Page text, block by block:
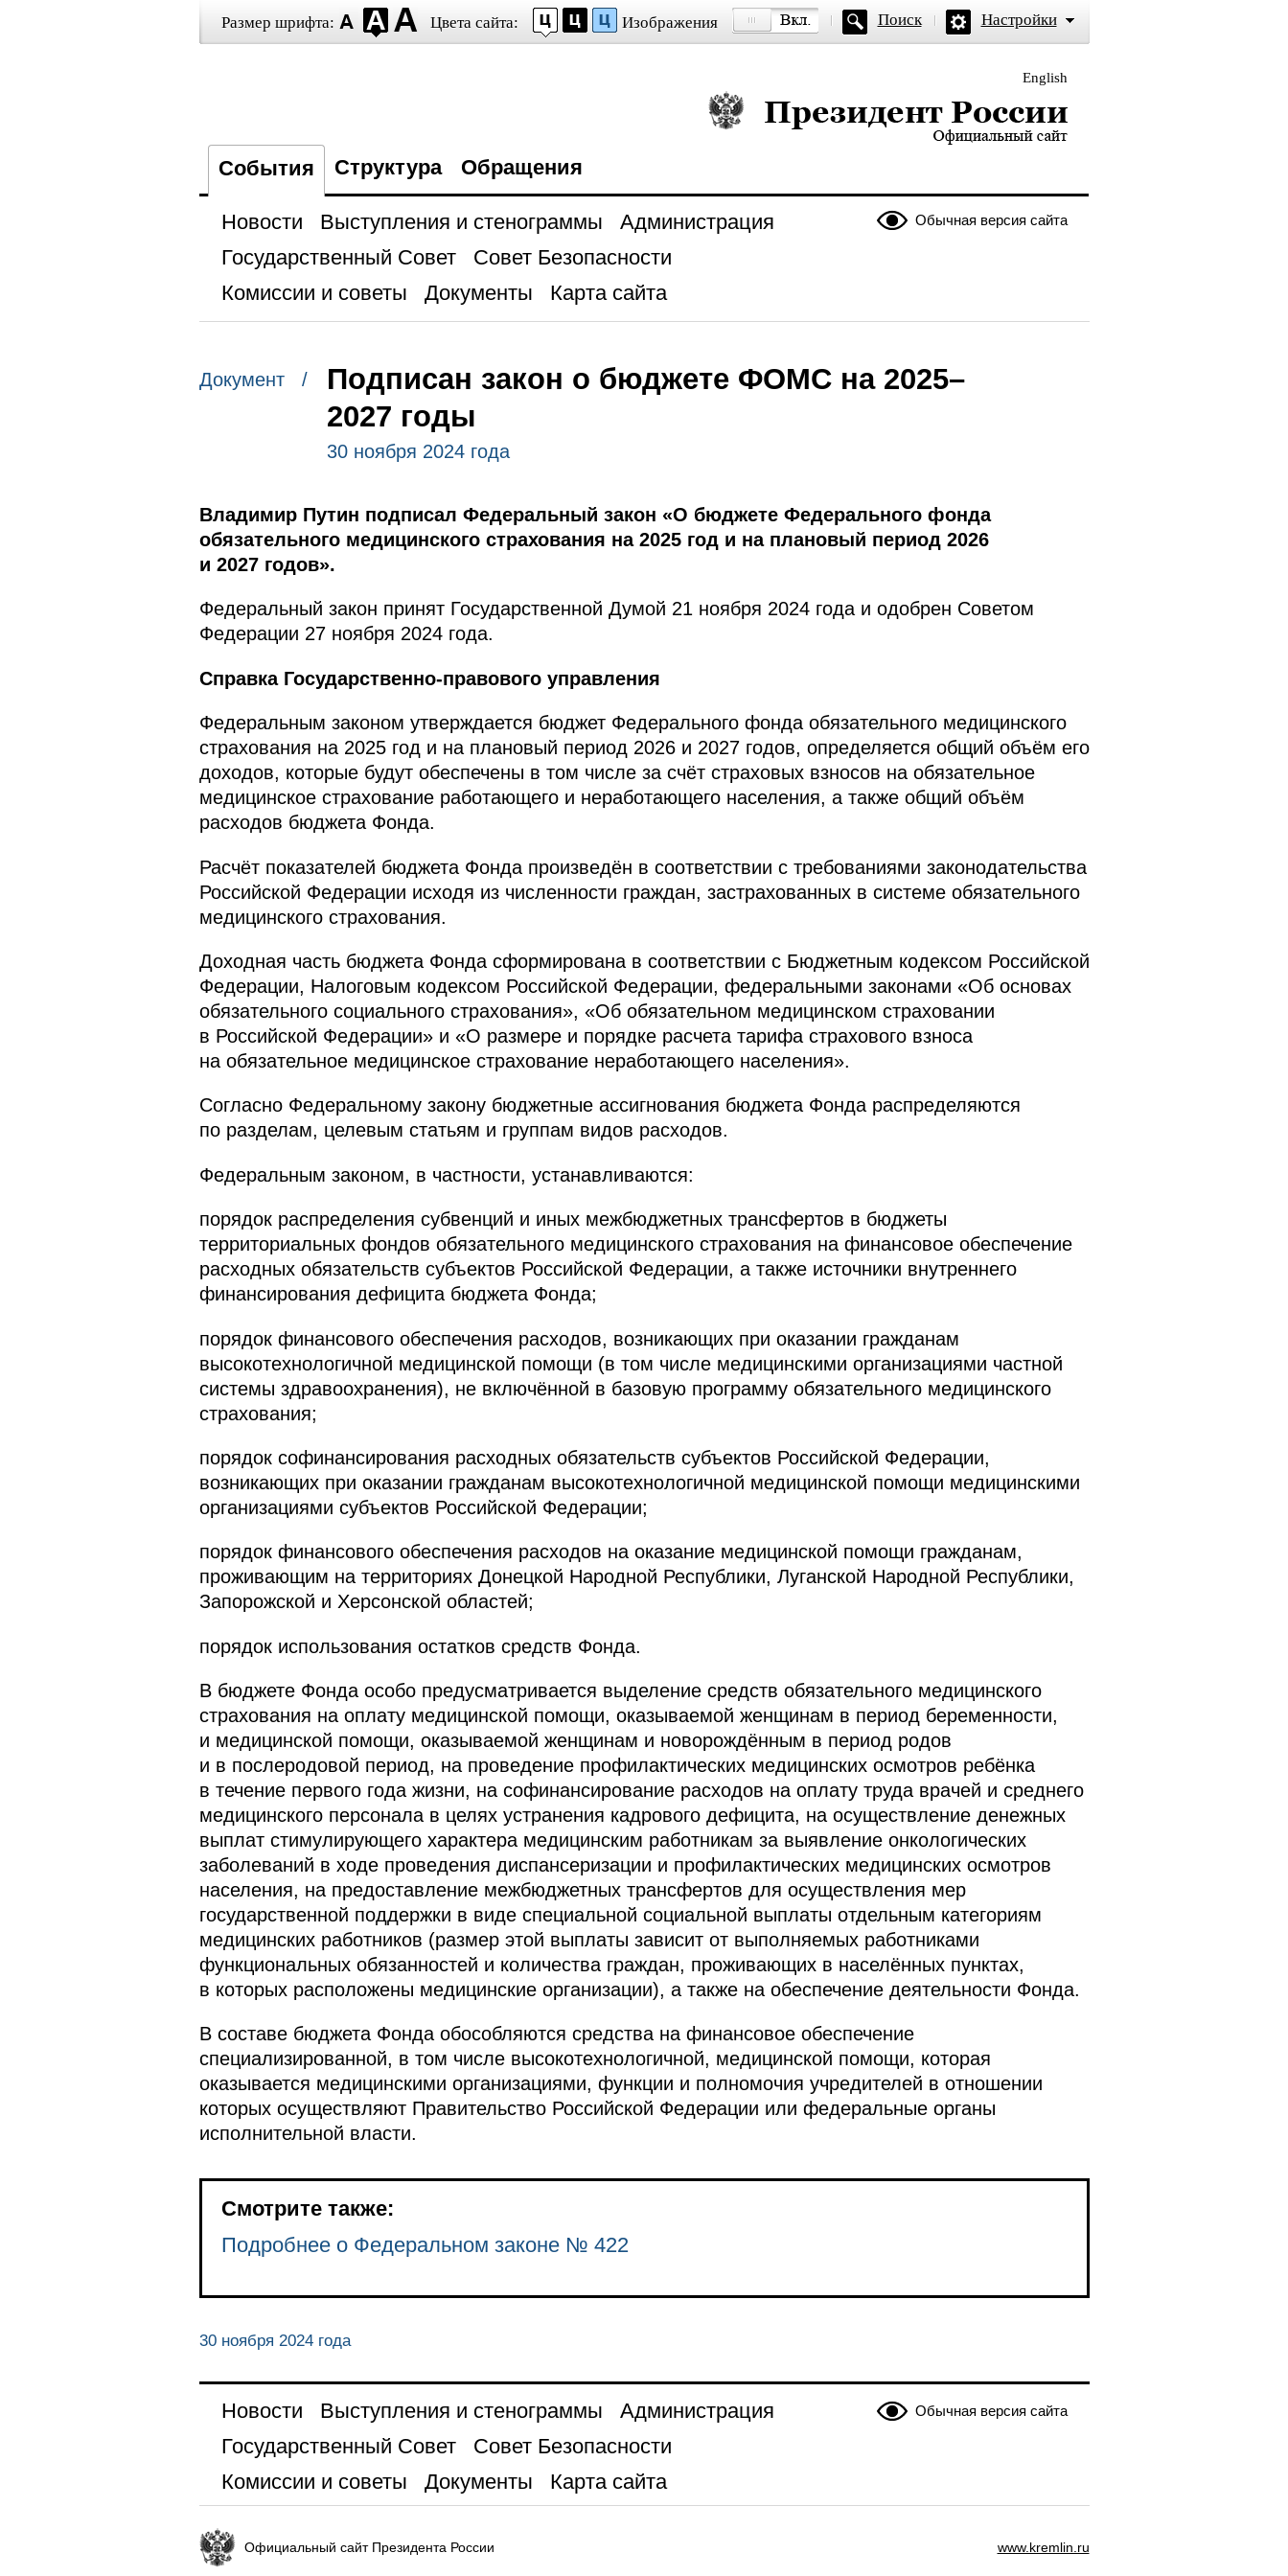
Размер шрифта: Цвета сайта: Изображения Поиск Настройки
English
Президент России — официальный сайт
События Структура Обращения
Обычная версия сайта
Новости Выступления и стенограммы
Администрация
Государственный Совет
Совет Безопасности
Комиссии и советы
Документы Карта сайта
Документ /
Подписан закон о бюджете ФОМС на 2025–
2027 годы
30 ноября 2024 года
Владимир Путин подписал Федеральный закон «О бюджете Федерального фонда
обязательного медицинского страхования на 2025 год и на плановый период 2026
и 2027 годов».
Федеральный закон принят Государственной Думой 21 ноября 2024 года и одобрен Советом
Федерации 27 ноября 2024 года.
Справка Государственно-правового управления
Федеральным законом утверждается бюджет Федерального фонда обязательного медицинского
страхования на 2025 год и на плановый период 2026 и 2027 годов, определяется общий объём его
доходов, которые будут обеспечены в том числе за счёт страховых взносов на обязательное
медицинское страхование работающего и неработающего населения, а также общий объём
расходов бюджета Фонда.
Расчёт показателей бюджета Фонда произведён в соответствии c требованиями законодательства
Российской Федерации исходя из численности граждан, застрахованных в системе обязательного
медицинского страхования.
Доходная часть бюджета Фонда сформирована в соответствии с Бюджетным кодексом Российской
Федерации, Налоговым кодексом Российской Федерации, федеральными законами «Об основах
обязательного социального страхования», «Об обязательном медицинском страховании
в Российской Федерации» и «О размере и порядке расчета тарифа страхового взноса
на обязательное медицинское страхование неработающего населения».
Согласно Федеральному закону бюджетные ассигнования бюджета Фонда распределяются
по разделам, целевым статьям и группам видов расходов.
Федеральным законом, в частности, устанавливаются:
порядок распределения субвенций и иных межбюджетных трансфертов в бюджеты
территориальных фондов обязательного медицинского страхования на финансовое обеспечение
расходных обязательств субъектов Российской Федерации, а также источники внутреннего
финансирования дефицита бюджета Фонда;
порядок финансового обеспечения расходов, возникающих при оказании гражданам
высокотехнологичной медицинской помощи (в том числе медицинскими организациями частной
системы здравоохранения), не включённой в базовую программу обязательного медицинского
страхования;
порядок софинансирования расходных обязательств субъектов Российской Федерации,
возникающих при оказании гражданам высокотехнологичной медицинской помощи медицинскими
организациями субъектов Российской Федерации;
порядок финансового обеспечения расходов на оказание медицинской помощи гражданам,
проживающим на территориях Донецкой Народной Республики, Луганской Народной Республики,
Запорожской и Херсонской областей;
порядок использования остатков средств Фонда.
В бюджете Фонда особо предусматривается выделение средств обязательного медицинского
страхования на оплату медицинской помощи, оказываемой женщинам в период беременности,
и медицинской помощи, оказываемой женщинам и новорождённым в период родов
и в послеродовой период, на проведение профилактических медицинских осмотров ребёнка
в течение первого года жизни, на софинансирование расходов на оплату труда врачей и среднего
медицинского персонала в целях устранения кадрового дефицита, на осуществление денежных
выплат стимулирующего характера медицинским работникам за выявление онкологических
заболеваний в ходе проведения диспансеризации и профилактических медицинских осмотров
населения, на предоставление межбюджетных трансфертов для осуществления мер
государственной поддержки в виде специальной социальной выплаты отдельным категориям
медицинских работников (размер этой выплаты зависит от выполняемых работниками
функциональных обязанностей и количества граждан, проживающих в населённых пунктах,
в которых расположены медицинские организации), а также на обеспечение деятельности Фонда.
В составе бюджета Фонда обособляются средства на финансовое обеспечение
специализированной, в том числе высокотехнологичной, медицинской помощи, которая
оказывается медицинскими организациями, функции и полномочия учредителей в отношении
которых осуществляют Правительство Российской Федерации или федеральные органы
исполнительной власти.
Смотрите также:
Подробнее о Федеральном законе № 422
30 ноября 2024 года
Обычная версия сайта
Новости Выступления и стенограммы
Администрация
Государственный Совет
Совет Безопасности
Комиссии и советы
Документы Карта сайта
Официальный сайт Президента России www.kremlin.ru